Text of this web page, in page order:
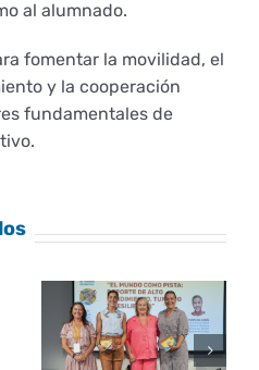
al alumnado.
fomentar la movilidad, el
y la cooperación
fundamentales de